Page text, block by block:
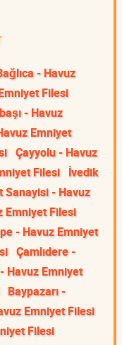
- Havuz
Filesi
- Havuz
Emniyet
Çayyolu - Havuz
Filesi İvedik
Sanayisi - Havuz
Emniyet Filesi
- Havuz Emniyet
Çamlıdere -
Havuz Emniyet
Baypazarı -
Emniyet Filesi
Filesi